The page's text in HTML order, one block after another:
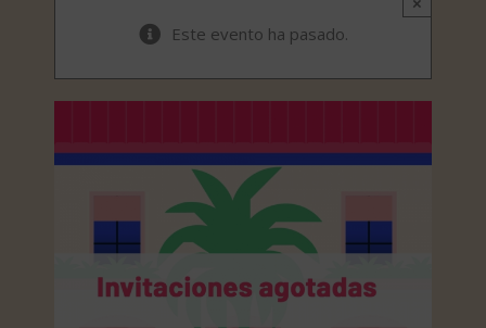
Este evento ha pasado.